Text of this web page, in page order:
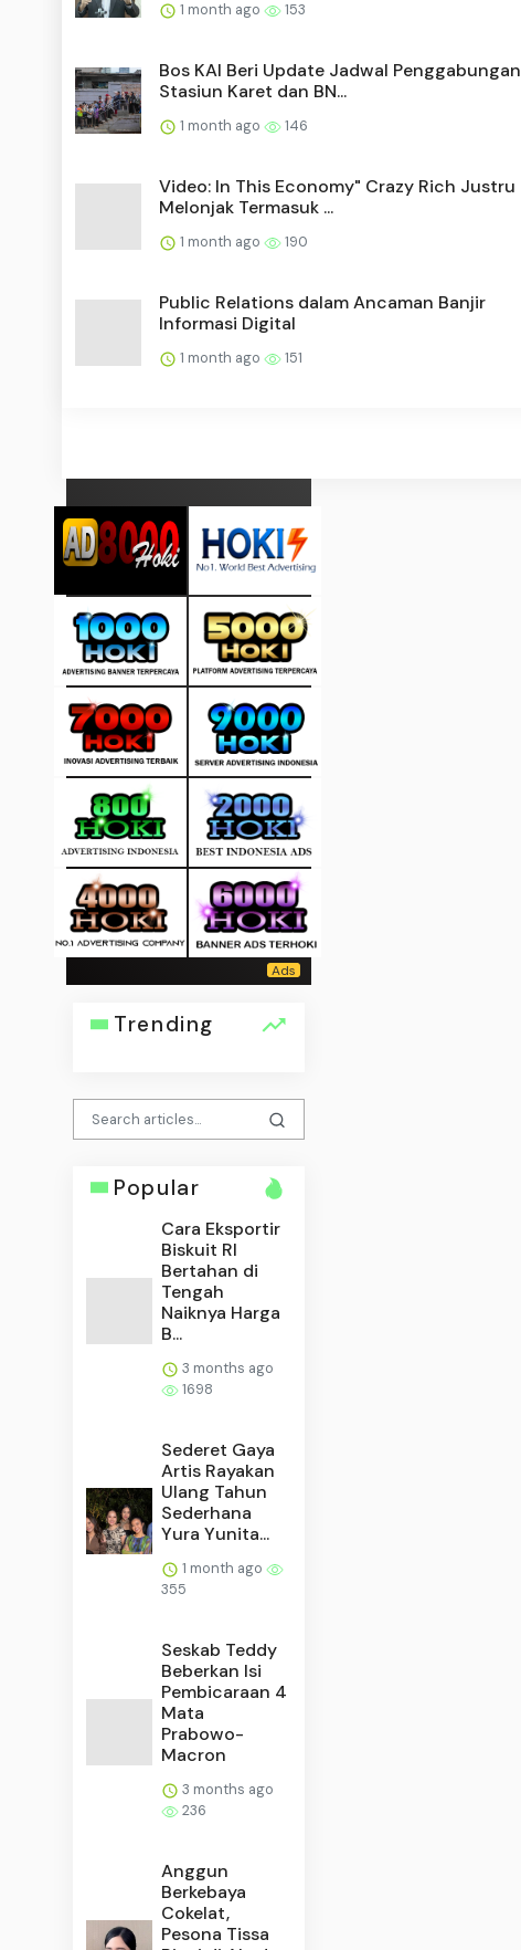
1 month ago 153
Bos KAI Beri Update Jadwal Penggabungan
Stasiun Karet dan BN...
1 month ago 146
Video: In This Economy" Crazy Rich Justru
Melonjak Termasuk ...
1 month ago 190
Public Relations dalam Ancaman Banjir
Informasi Digital
1 month ago 151
Trending
Popular
Cara Eksportir
Biskuit RI
Bertahan di
Tengah
Naiknya Harga
B...
3 months ago
1698
Sederet Gaya
Artis Rayakan
Ulang Tahun
Sederhana
Yura Yunita...
1 month ago
355
Seskab Teddy
Beberkan Isi
Pembicaraan 4
Mata
Prabowo-
Macron
3 months ago
236
Anggun
Berkebaya
Cokelat,
Pesona Tissa